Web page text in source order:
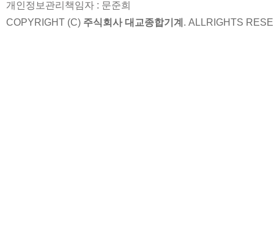
개인정보관리책임자 : 문준희
COPYRIGHT (C) 주식회사 대교종합기계 . ALLRIGHTS